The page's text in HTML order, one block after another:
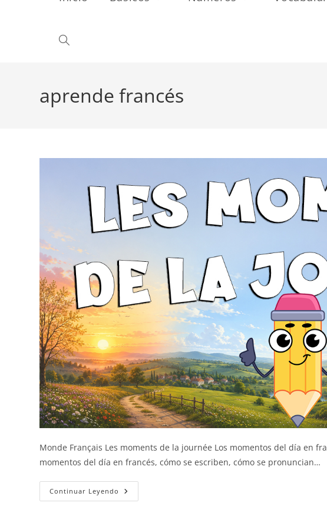
Alternar
aprende francés
Monde Français Les moments de la journée Los momentos del día en
momentos del día en francés, cómo se escriben, cómo se pronuncian…
Continuar Leyendo Los
Momentos